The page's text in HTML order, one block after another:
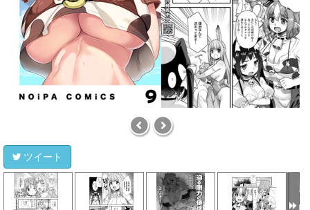
ツイート